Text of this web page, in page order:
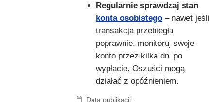
Regularnie sprawdzaj stan
konta osobistego – nawet jeśli
transakcja przebiegła
poprawnie, monitoruj swoje
konto przez kilka dni po
wypłacie. Oszuści mogą
działać z opóźnieniem.
Data publikacji: